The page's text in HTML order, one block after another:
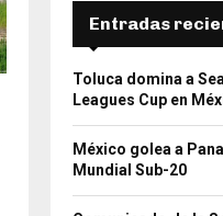
Entradas
Toluca domina a
Leagues Cup en
México golea a
Mundial Sub-20